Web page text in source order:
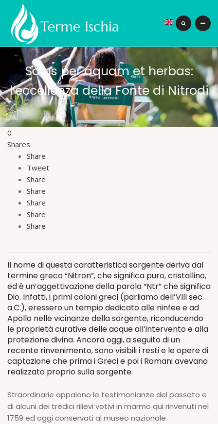
Salus per aquam et herbas:
l’eccellenza della Fonte di Nitrodi
0
Shares
Share
Tweet
Share
Share
Share
Share
Share
Il nome di questa caratteristica sorgente deriva dal
termine greco “Nitron”, che significa puro, cristallino,
ed è un’aggettivazione della parola “Ntr” che significa
Dio. Infatti, i primi coloni greci (parliamo dell’VIII sec.
a.C.), eressero un tempio dedicato alle ninfee e ad
Apollo nelle vicinanze della sorgente, riconducendo
le proprietà curative delle acque all’intervento e alla
protezione divina. Ancora oggi, a seguito di un
recente rinvenimento, sono visibili i resti e le opere di
captazione che prima i Greci e poi i Romani avevano
realizzato proprio sulla sorgente.
Straordinarie appaiono le testimonianze del passato e
di alcuni dei tredici rilievi votivi in marmo qui rinvenuti nel
1759 ed oggi conservati al museo nazionale